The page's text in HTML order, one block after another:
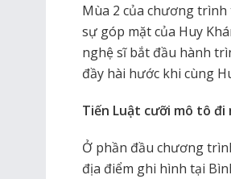
Mùa 2 của chương
sự góp mặt của Huy
nghệ sĩ bắt đầu hành
đầy hài hước khi cùng
Tiến Luật cưỡi mô tô đi
Ở phần đầu chương
địa điểm ghi hình tại